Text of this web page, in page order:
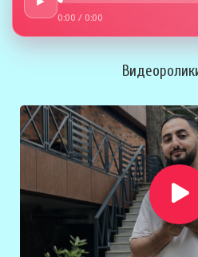
0:00 / 0:00